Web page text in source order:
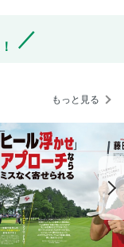
もっと見る